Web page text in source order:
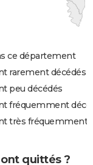
ce département
rarement décédés
peu décédés
fréquemment
très fréquemment
ont quittés ?